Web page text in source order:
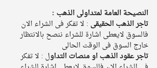
النصيحة العامة لمتداولى الذهب :
تاجر الذهب الحقيقى : لا تفكر فى الشراء الان
فالسوق لايعطى اشارة للشراء ننصح بالانتظار
خارج السوق فى الوقت الحالى
تاجر عقود الذهب او منصات التداول : لا تفكر